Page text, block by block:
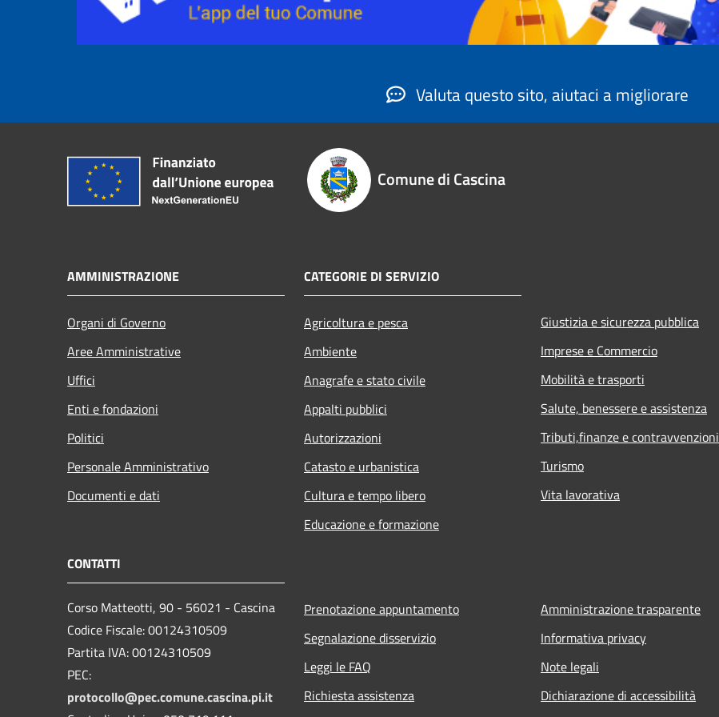
Valuta questo sito, aiutaci a migliorare
Comune di Cascina
AMMINISTRAZIONE
Organi di Governo
Aree Amministrative
Uffici
Enti e fondazioni
Politici
Personale Amministrativo
Documenti e dati
CATEGORIE DI SERVIZIO
Agricoltura e pesca
Ambiente
Anagrafe e stato civile
Appalti pubblici
Autorizzazioni
Catasto e urbanistica
Cultura e tempo libero
Educazione e formazione
Giustizia e sicurezza pubblica
Imprese e Commercio
Mobilità e trasporti
Salute, benessere e assistenza
Tributi,finanze e contravvenzioni
Turismo
Vita lavorativa
CONTATTI
Corso Matteotti, 90 - 56021 - Cascina
Codice Fiscale: 00124310509
Partita IVA: 00124310509
PEC:
protocollo@pec.comune.cascina.pi.it
Prenotazione appuntamento
Segnalazione disservizio
Leggi le FAQ
Richiesta assistenza
Amministrazione trasparente
Informativa privacy
Note legali
Dichiarazione di accessibilità